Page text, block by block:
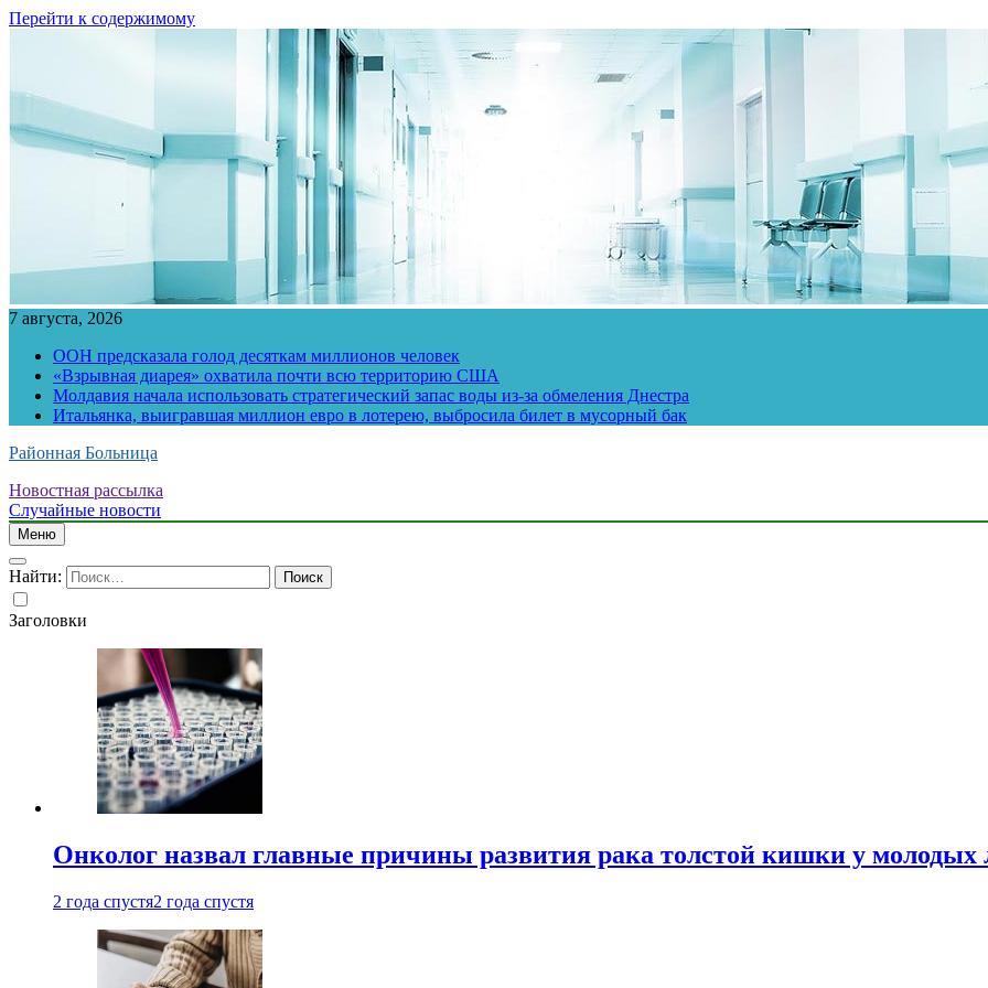
Перейти к содержимому
7 августа, 2026
ООН предсказала голод десяткам миллионов человек
«Взрывная диарея» охватила почти всю территорию США
Молдавия начала использовать стратегический запас воды из-за обмеления Днестра
Итальянка, выигравшая миллион евро в лотерею, выбросила билет в мусорный бак
Районная Больница
Новостная рассылка
Случайные новости
Меню
Найти:
Заголовки
Онколог назвал главные причины развития рака толстой кишки у молодых
2 года спустя2 года спустя